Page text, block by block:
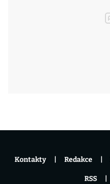
Kontakty Redakce
RSS